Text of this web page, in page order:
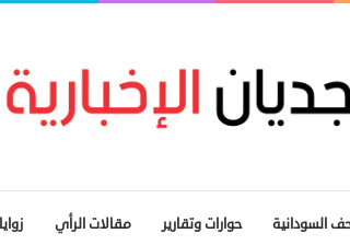
السودانية حوارات وتقارير مقالات الرأي